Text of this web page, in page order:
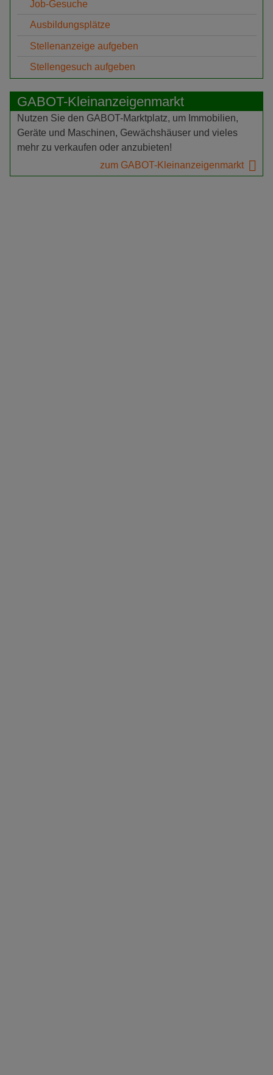
Job-Gesuche
Ausbildungsplätze
Stellenanzeige aufgeben
Stellengesuch aufgeben
GABOT-Kleinanzeigenmarkt
Nutzen Sie den GABOT-Marktplatz, um Immobilien,
Geräte und Maschinen, Gewächshäuser und vieles
mehr zu verkaufen oder anzubieten!
zum GABOT-Kleinanzeigenmarkt